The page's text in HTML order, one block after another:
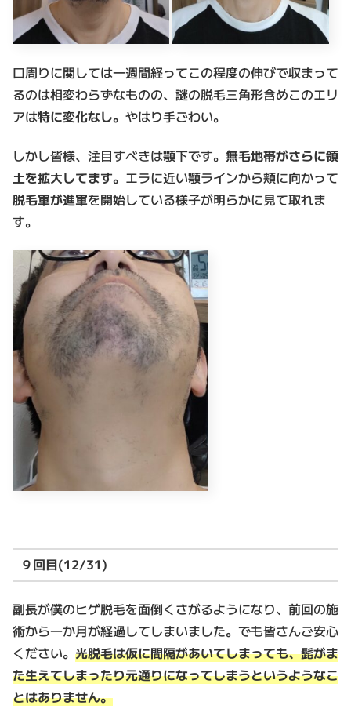
口周りに関しては一週間経ってこの程度の伸びで収まって
るのは相変わらずなものの、謎の脱毛三角形含めこのエリ
アは特に変化なし。 やはり手ごわい。
しかし皆様、注目すべきは顎下です。 無毛地帯がさらに領
土を拡大してます。 エラに近い顎ラインから頬に向かって
脱毛軍が進軍を開始している様子が明らかに見て取れま
す。
９回目(12/31)
副長が僕のヒゲ脱毛を面倒くさがるようになり、前回の施
術から一か月が経過してしまいました。でも皆さんご安心
ください。 光脱毛は仮に間隔があいてしまっても、髭がま
た生えてしまったり元通りになってしまうというようなこ
とはありません。